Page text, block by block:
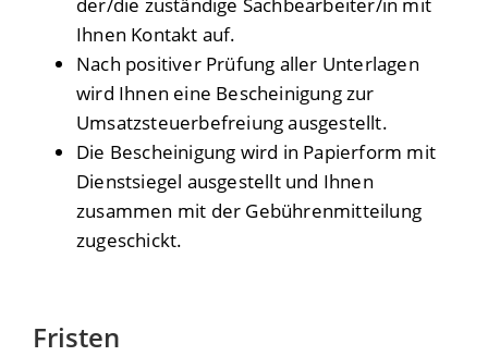
Ihnen Kontakt auf.
Nach positiver Prüfung aller Unterlagen
wird Ihnen eine Bescheinigung zur
Umsatzsteuerbefreiung ausgestellt.
Die Bescheinigung wird in Papierform mit
Dienstsiegel ausgestellt und Ihnen
zusammen mit der Gebührenmitteilung
zugeschickt.
Fristen